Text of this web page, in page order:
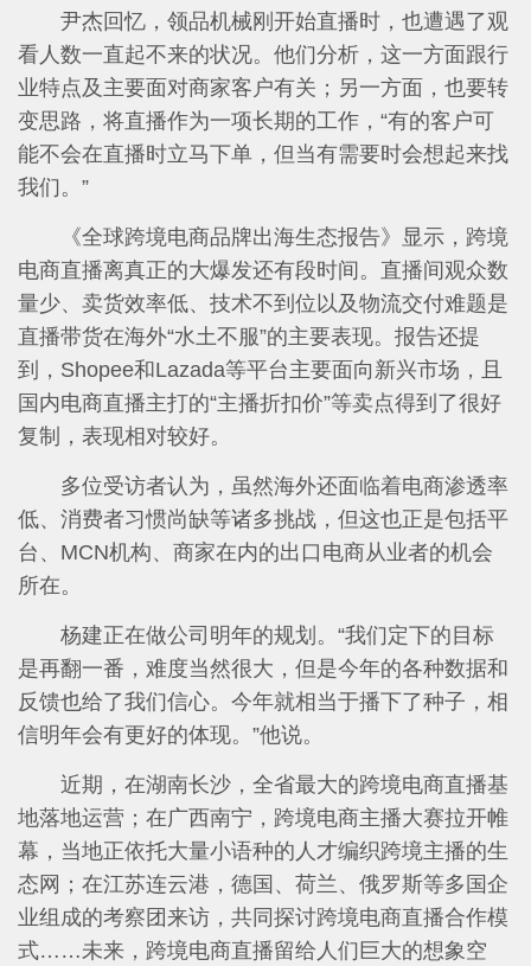
尹杰回忆，领品机械刚开始直播时，也遭遇了观
看人数一直起不来的状况。他们分析，这一方面跟行
业特点及主要面对商家客户有关；另一方面，也要转
变思路，将直播作为一项长期的工作，“有的客户可
能不会在直播时立马下单，但当有需要时会想起来找
我们。”
《全球跨境电商品牌出海生态报告》显示，跨境
电商直播离真正的大爆发还有段时间。直播间观众数
量少、卖货效率低、技术不到位以及物流交付难题是
直播带货在海外“水土不服”的主要表现。报告还提
到，Shopee和Lazada等平台主要面向新兴市场，且
国内电商直播主打的“主播折扣价”等卖点得到了很好
复制，表现相对较好。
多位受访者认为，虽然海外还面临着电商渗透率
低、消费者习惯尚缺等诸多挑战，但这也正是包括平
台、MCN机构、商家在内的出口电商从业者的机会
所在。
杨建正在做公司明年的规划。“我们定下的目标
是再翻一番，难度当然很大，但是今年的各种数据和
反馈也给了我们信心。今年就相当于播下了种子，相
信明年会有更好的体现。”他说。
近期，在湖南长沙，全省最大的跨境电商直播基
地落地运营；在广西南宁，跨境电商主播大赛拉开帷
幕，当地正依托大量小语种的人才编织跨境主播的生
态网；在江苏连云港，德国、荷兰、俄罗斯等多国企
业组成的考察团来访，共同探讨跨境电商直播合作模
式……未来，跨境电商直播留给人们巨大的想象空